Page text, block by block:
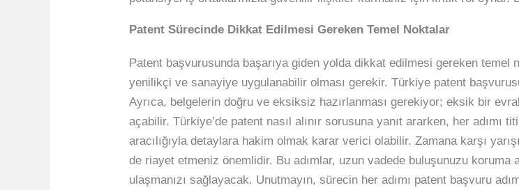
Patent Sürecinde Dikkat Edilmesi Gereken Temel Noktalar
Patent başvurusunda başarıya giden yolda dikkat edilmesi gereken temel
yenilikçi ve sanayiye uygulanabilir olması gerekir. Türkiye patent
Ayrıca, belgelerin doğru ve eksiksiz hazırlanması gerekiyor; eksik bir
açabilir. Türkiye’de patent nasıl alınır sorusuna yanıt ararken, her
aracılığıyla detaylara hakim olmak karar verici olabilir. Zamana karşı
de riayet etmeniz önemlidir. Bu adımlar, uzun vadede buluşunuzu koruma
ulaşmanızı sağlayacak. Unutmayın, sürecin her adımı patent başvuru